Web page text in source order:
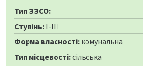
Тип ЗЗСО:
Ступінь: I-III
Форма власності: комунальна
Тип місцевості:сільська